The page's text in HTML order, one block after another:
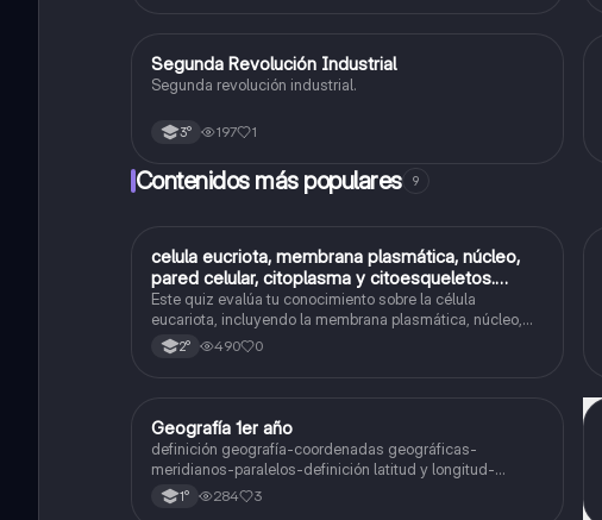
Historia
Segunda Revolución Industrial
Segunda revolución industrial.
3° 197 1
Contenidos más populares 9
CBiología
celula eucriota, membrana plasmática, núcleo,
pared celular, citoplasma y citoesqueletos.
nombre se las partes de la celula eucariota
Este quiz evalúa tu conocimiento sobre la célula
eucariota, incluyendo la membrana plasmática, núcleo,
pared celular, citoplasma y citoesqueleto.
2° 490 0
Geografía
Geografía 1er año
definición geografía-coordenadas geográficas-
meridianos-paralelos-definición latitud y longitud-
elementos del mapa-definición mapa-localización
relativa y absoluta
1° 284 3